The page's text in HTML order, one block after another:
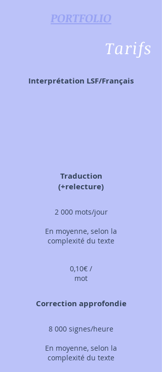
PORTFOLIO
Tarifs
Interprétation LSF/Français
Traduction
(+relecture)
2 000 mots/jour
En moyenne, selon la
complexité du texte
0,10€ /
mot
Correction approfondie
8 000 signes/heure
En moyenne, selon la
complexité du texte